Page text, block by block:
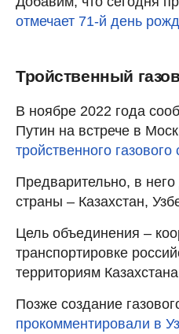
отмечает 71-й день
Тройственный
В ноябре 2022 года
Путин на встрече в
тройственного газового
Предварительно, в
страны – Казахстан,
Цель объединения –
транспортировке
территориям
Позже создание
прокомментировали в